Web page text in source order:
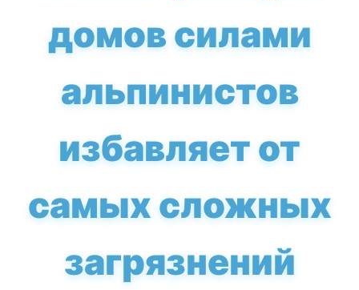
домов силами
альпинистов
избавляет от
самых сложных
загрязнений